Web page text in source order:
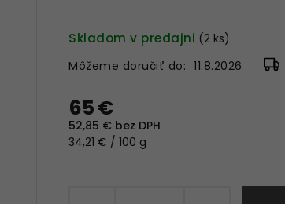
65 €
52,85 € bez DPH
34,21 € / 100 g
Skladom v predajni (2 ks)
Môžeme doručiť do: 11.8.2026